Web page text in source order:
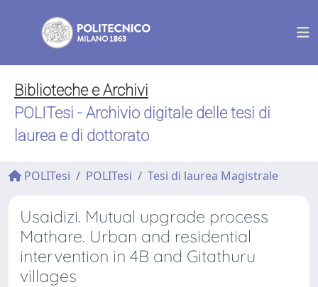
Biblioteche e Archivi
POLITesi - Archivio digitale delle tesi di
laurea e di dottorato
POLITesi POLITesi Tesi di laurea Magistrale
Usaidizi. Mutual upgrade process
Mathare. Urban and residential
intervention in 4B and Gitathuru
villages